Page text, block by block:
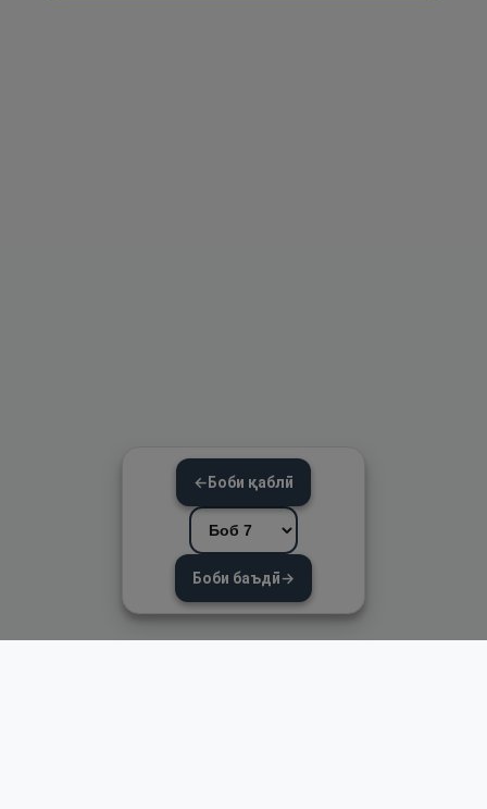
←Боби қаблӣ
Боби баъдӣ→